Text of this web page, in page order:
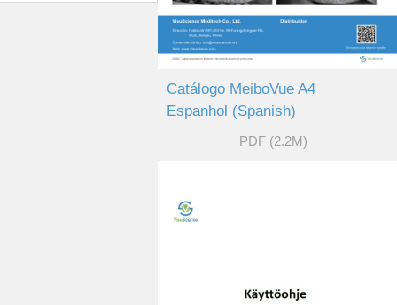
Catálogo MeiboVue A4
Espanhol (Spanish)
PDF (2.2M)